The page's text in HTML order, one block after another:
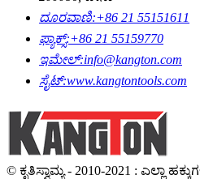
ದೂರವಾಣಿ:+86 21 55151611
ಫ್ಯಾಕ್ಸ್:+86 21 55159770
ಇಮೇಲ್:info@kangton.com
ಸೈಟ್:www.kangtontools.com
© ಕೃತಿಸ್ವಾಮ್ಯ - 2010-2021 : ಎಲ್ಲಾ